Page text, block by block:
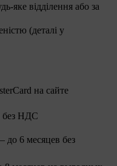
яке відділення або за
(деталі у
на сайте
без НДС
до 6 месяцев без